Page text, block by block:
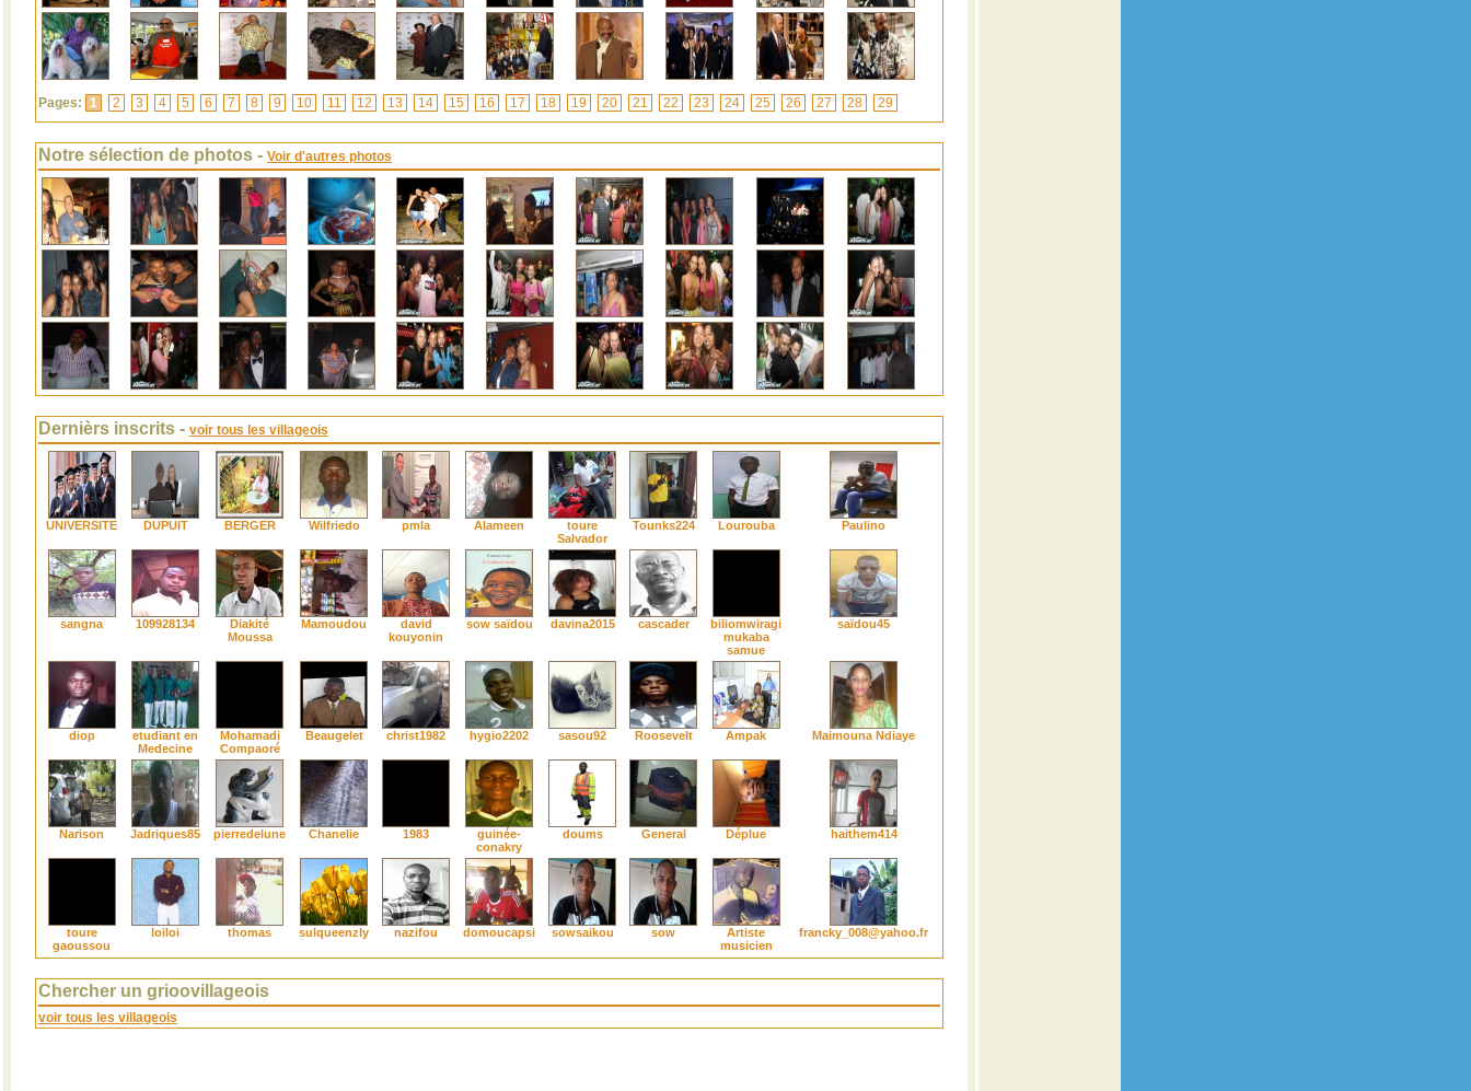
Pages: 1 2 3 4 5 6 7 8 9 10 11 12 13 14 15 16 17 18 19 20 21 22 23 24 25 26 27 28 29
Notre sélection de photos - Voir d'autres photos
Dernièrs inscrits - voir tous les villageois
UNIVERSITE DUPUIT BERGER Wilfriedo pmla Alameen
toure
Salvador
Tounks224 Lourouba Paulino
sangna 109928134
Diakité
Moussa
Mamoudou
david
kouyonin
sow saïdou davina2015 cascader
biliomwiragi
mukaba
samue
saïdou45
diop
etudiant en
Medecine
Mohamadi
Compaoré
Beaugelet christ1982 hygio2202 sasou92 Roosevelt Ampak Maimouna Ndiaye
Narison Jadriques85 pierredelune Chanelie 1983
guinée-
conakry
doums General Déplue haithem414
toure
gaoussou
loiloi thomas sulqueenzly nazifou domoucapsi sowsaikou sow
Artiste
musicien
francky_008@yahoo.fr
Chercher un grioovillageois
voir tous les villageois